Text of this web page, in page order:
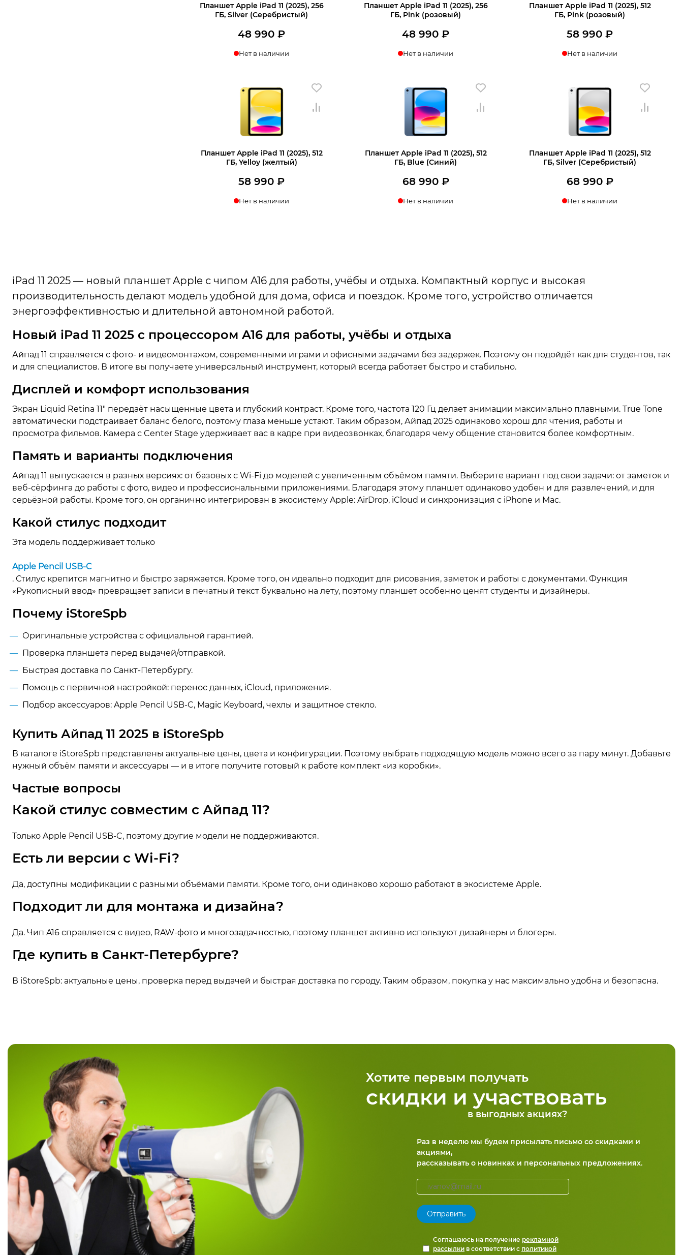
Планшет Apple iPad 11 (2025), 256
ГБ, Silver (Серебристый)
48 990₽
Нет в наличии
Планшет Apple iPad 11 (2025), 256
ГБ, Pink (розовый)
48 990₽
Нет в наличии
Планшет Apple iPad 11 (2025), 512
ГБ, Pink (розовый)
58 990₽
Нет в наличии
Планшет Apple iPad 11 (2025), 512
ГБ, Yelloy (желтый)
58 990₽
Нет в наличии
Планшет Apple iPad 11 (2025), 512
ГБ, Blue (Синий)
68 990 ₽
Нет в наличии
Планшет Apple iPad 11 (2025), 512
ГБ, Silver (Серебристый)
68 990 ₽
Нет в наличии
iPad 11 2025 — новый планшет Apple с чипом A16 для работы, учёбы и отдыха. Компактный корпус и высокая
производительность делают модель удобной для дома, офиса и поездок. Кроме того, устройство отличается
энергоэффективностью и длительной автономной работой.
Новый iPad 11 2025 с процессором A16 для работы, учёбы и отдыха
Айпад 11 справляется с фото- и видеомонтажом, современными играми и офисными задачами без задержек. Поэтому он подойдёт как для студентов, так
и для специалистов. В итоге вы получаете универсальный инструмент, который всегда работает быстро и стабильно.
Дисплей и комфорт использования
Экран Liquid Retina 11″ передаёт насыщенные цвета и глубокий контраст. Кроме того, частота 120 Гц делает анимации максимально плавными. True Tone
автоматически подстраивает баланс белого, поэтому глаза меньше устают. Таким образом, Айпад 2025 одинаково хорош для чтения, работы и
просмотра фильмов. Камера с Center Stage удерживает вас в кадре при видеозвонках, благодаря чему общение становится более комфортным.
Память и варианты подключения
Айпад 11 выпускается в разных версиях: от базовых с Wi-Fi до моделей с увеличенным объёмом памяти. Выберите вариант под свои задачи: от заметок и
веб-сёрфинга до работы с фото, видео и профессиональными приложениями. Благодаря этому планшет одинаково удобен и для развлечений, и для
серьёзной работы. Кроме того, он органично интегрирован в экосистему Apple: AirDrop, iCloud и синхронизация с iPhone и Mac.
Какой стилус подходит
Эта модель поддерживает только
Apple Pencil USB-C
. Стилус крепится магнитно и быстро заряжается. Кроме того, он идеально подходит для рисования, заметок и работы с документами. Функция
«Рукописный ввод» превращает записи в печатный текст буквально на лету, поэтому планшет особенно ценят студенты и дизайнеры.
Почему iStoreSpb
Оригинальные устройства с официальной гарантией.
Проверка планшета перед выдачей/отправкой.
Быстрая доставка по Санкт-Петербургу.
Помощь с первичной настройкой: перенос данных, iCloud, приложения.
Подбор аксессуаров: Apple Pencil USB-C, Magic Keyboard, чехлы и защитное стекло.
Купить Айпад 11 2025 в iStoreSpb
В каталоге iStoreSpb представлены актуальные цены, цвета и конфигурации. Поэтому выбрать подходящую модель можно всего за пару минут. Добавьте
нужный объём памяти и аксессуары — и в итоге получите готовый к работе комплект «из коробки».
Частые вопросы
Какой стилус совместим с Айпад 11?
Только Apple Pencil USB-C, поэтому другие модели не поддерживаются.
Есть ли версии с Wi-Fi?
Да, доступны модификации с разными объёмами памяти. Кроме того, они одинаково хорошо работают в экосистеме Apple.
Подходит ли для монтажа и дизайна?
Да. Чип A16 справляется с видео, RAW-фото и многозадачностью, поэтому планшет активно используют дизайнеры и блогеры.
Где купить в Санкт-Петербурге?
В iStoreSpb: актуальные цены, проверка перед выдачей и быстрая доставка по городу. Таким образом, покупка у нас максимально удобна и безопасна.
Хотите первым получать
скидки и участвовать
в выгодных акциях?
Раз в неделю мы будем присылать письмо со скидками и
акциями,
рассказывать о новинках и персональных предложениях.
Соглашаюсь на получение рекламной
рассылки в соответствии с политикой